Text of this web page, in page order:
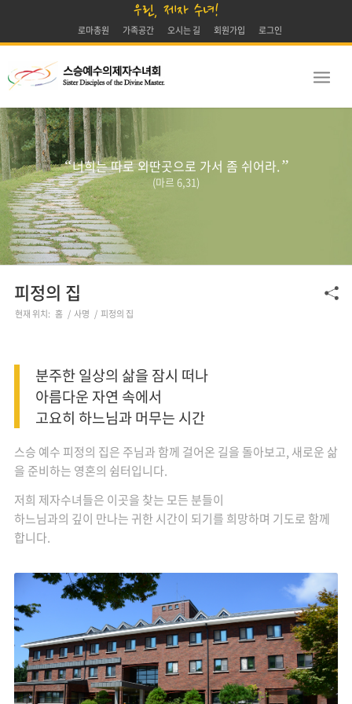
우린, 제자 수녀!
로마총원 가족공간 오시는 길 회원가입 로그인
피정의 집
현재 위치: 홈 / 사명 / 피정의 집
“너희는 따로 외딴곳으로 가서 좀 쉬어라.”
(마르 6,31)
분주한 일상의 삶을 잠시 떠나
아름다운 자연 속에서
고요히 하느님과 머무는 시간
스승 예수 피정의 집은 주님과 함께 걸어온 길을 돌아보고, 새로운 삶
을 준비하는 영혼의 쉼터입니다.
저희 제자수녀들은 이곳을 찾는 모든 분들이
하느님과의 깊이 만나는 귀한 시간이 되기를 희망하며 기도로 함께
합니다.